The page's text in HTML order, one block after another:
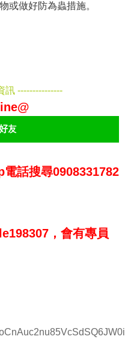
或做好防為蟲措施。
訊 ---------------
話搜尋0908331782
，會有專員